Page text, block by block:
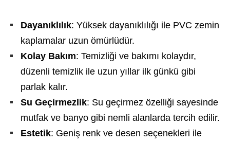
Dayanıklılık: Yüksek dayanıklılığı ile PVC zemin
kaplamalar uzun ömürlüdür.
Kolay Bakım: Temizliği ve bakımı kolaydır,
düzenli temizlik ile uzun yıllar ilk günkü gibi
parlak kalır.
Su Geçirmezlik: Su geçirmez özelliği sayesinde
mutfak ve banyo gibi nemli alanlarda tercih edilir.
Estetik: Geniş renk ve desen seçenekleri ile